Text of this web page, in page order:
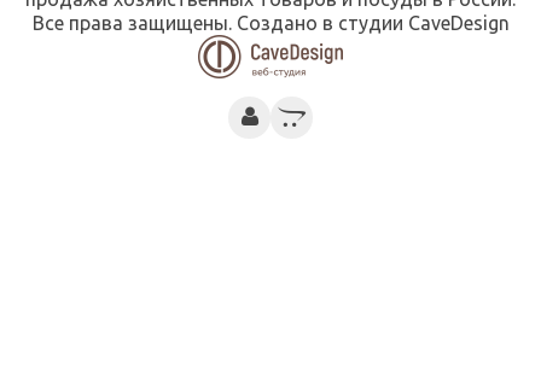
Все права защищены. Создано в студии CaveDesign